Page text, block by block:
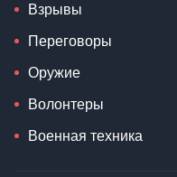
Взрывы
Переговоры
Оружие
Волонтеры
Военная техника